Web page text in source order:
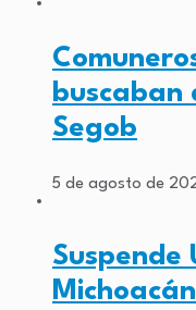
buscaban
Segob
5 de agosto de
Suspende
Michoacán